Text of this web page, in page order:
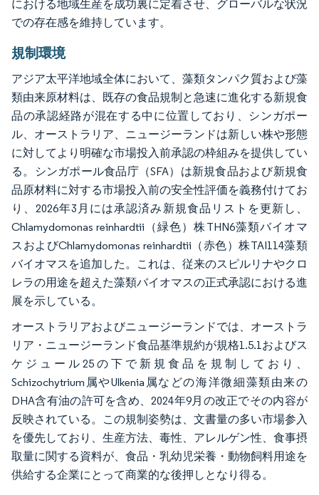
における地域生産を成功裏に定着させ、グローバルな状況
での存在感を維持しています。
規制環境
アジア太平洋地域全体において、藻類タンパク質および藻
類由来原材料は、既存の食品規制と急速に進化する新規食
品の承認経路が混在する中に位置しており、シンガポー
ル、オーストラリア、ニュージーランドは新しい株や形態
に対してより明確な市場投入前承認の枠組みを提供してい
る。シンガポール食品庁（SFA）は新規食品および新規食
品原材料に対する市場投入前の安全性評価を義務付けてお
り、2026年3月には承認済み新規食品リストを更新し、
Chlamydomonas reinhardtii（緑色）株THN6藻類バイオマ
スおよびChlamydomonas reinhardtii（赤色）株TAI114藻類
バイオマスを追加した。これは、従来のスピルリナやクロ
レラの用途を超えた藻類バイオマスの正式承認における進
展を示している。
オーストラリアおよびニュージーランドでは、オーストラ
リア・ニュージーランド食品基準規約が規格1.5.1およびス
ケジュール25の下で新規食品を規制しており、
Schizochytrium属やUlkenia属などの海洋微細藻類由来の
DHA含有油の許可を含め、2024年9月の改正でその内容が
反映されている。この規制姿勢は、文書量の多い市場参入
を優先しており、生産方法、毒性、アレルゲン性、食事摂
取量に関する資料が、食品・乳幼児栄養・動物飼料用途を
供給する企業にとって商業的な後押しとなり得る。